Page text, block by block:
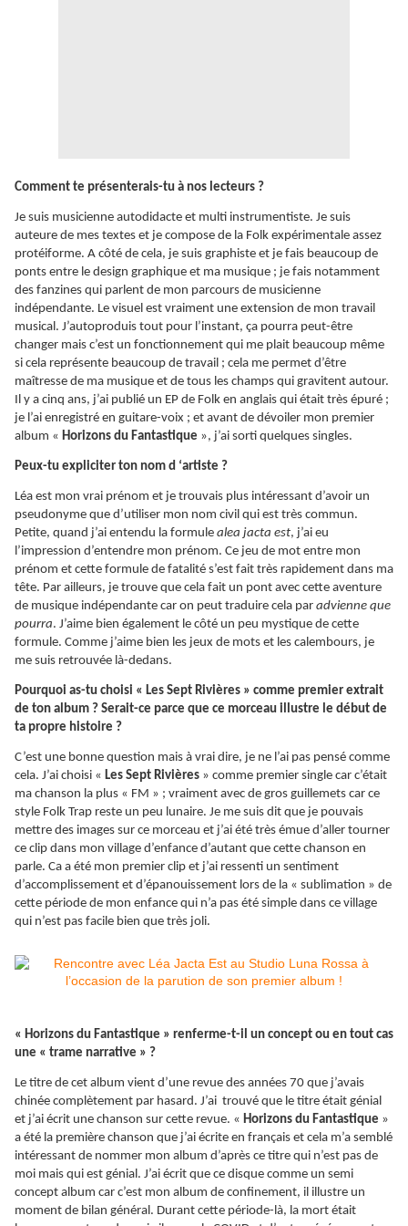
Comment te présenterais-tu à nos lecteurs ?
Je suis musicienne autodidacte et multi instrumentiste. Je suis
auteure de mes textes et je compose de la Folk expérimentale assez
protéiforme. A côté de cela, je suis graphiste et je fais beaucoup de
ponts entre le design graphique et ma musique ; je fais notamment
des fanzines qui parlent de mon parcours de musicienne
indépendante. Le visuel est vraiment une extension de mon travail
musical. J’autoproduis tout pour l’instant, ça pourra peut-être
changer mais c’est un fonctionnement qui me plait beaucoup même
si cela représente beaucoup de travail ; cela me permet d’être
maîtresse de ma musique et de tous les champs qui gravitent autour.
Il y a cinq ans, j’ai publié un EP de Folk en anglais qui était très épuré ;
je l’ai enregistré en guitare-voix ; et avant de dévoiler mon premier
album « Horizons du Fantastique », j’ai sorti quelques singles.
Peux-tu expliciter ton nom d ‘artiste ?
Léa est mon vrai prénom et je trouvais plus intéressant d’avoir un
pseudonyme que d’utiliser mon nom civil qui est très commun.
Petite, quand j’ai entendu la formule alea jacta est, j’ai eu
l’impression d’entendre mon prénom. Ce jeu de mot entre mon
prénom et cette formule de fatalité s’est fait très rapidement dans ma
tête. Par ailleurs, je trouve que cela fait un pont avec cette aventure
de musique indépendante car on peut traduire cela par advienne que
pourra. J’aime bien également le côté un peu mystique de cette
formule. Comme j’aime bien les jeux de mots et les calembours, je
me suis retrouvée là-dedans.
Pourquoi as-tu choisi « Les Sept Rivières » comme premier extrait
de ton album ? Serait-ce parce que ce morceau illustre le début de
ta propre histoire ?
C’est une bonne question mais à vrai dire, je ne l’ai pas pensé comme
cela. J’ai choisi « Les Sept Rivières » comme premier single car c’était
ma chanson la plus « FM » ; vraiment avec de gros guillemets car ce
style Folk Trap reste un peu lunaire. Je me suis dit que je pouvais
mettre des images sur ce morceau et j’ai été très émue d’aller tourner
ce clip dans mon village d’enfance d’autant que cette chanson en
parle. Ca a été mon premier clip et j’ai ressenti un sentiment
d’accomplissement et d’épanouissement lors de la « sublimation » de
cette période de mon enfance qui n’a pas été simple dans ce village
qui n’est pas facile bien que très joli.
« Horizons du Fantastique » renferme-t-il un concept ou en tout cas
une « trame narrative » ?
Le titre de cet album vient d’une revue des années 70 que j’avais
chinée complètement par hasard. J’ai trouvé que le titre était génial
et j’ai écrit une chanson sur cette revue. « Horizons du Fantastique »
a été la première chanson que j’ai écrite en français et cela m’a semblé
intéressant de nommer mon album d’après ce titre qui n’est pas de
moi mais qui est génial. J’ai écrit que ce disque comme un semi
concept album car c’est mon album de confinement, il illustre un
moment de bilan général. Durant cette période-là, la mort était